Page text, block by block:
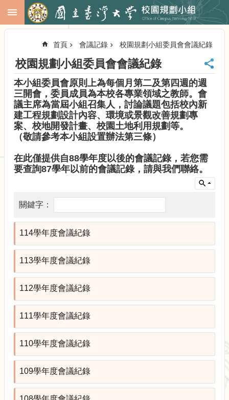
跳到主要內容區塊
回
首
頁
臺
大
首
頁
校
務
會
校
務
發
展
委
員
會
相
連
結
網
站
導
首頁 會議記錄 校園規劃小組委員會會議紀錄
校園規劃小組委員會會議紀錄
本小組委員會原則上為每個月第二及第四週的週
三開會，委員成員為本校各專業領域之教師。會
議主席為當屆小組召集人，討論議題包括校內新
建工程規劃設計內容、環境或景觀改善規劃專
案、校地開發計畫、校園土地利用規劃等。
（敬請參考本小組設置辦法第三條）
在此僅提供自88學年度以後的會議記錄，若您需
要查詢87學年以前的會議記錄，請與我們聯絡。
114學年度會議紀錄
113學年度會議紀錄
112學年度會議紀錄
111學年度會議紀錄
110學年度會議紀錄
109學年度會議紀錄